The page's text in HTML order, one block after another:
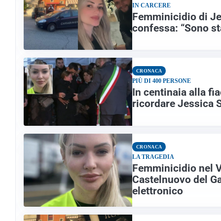
IN CARCERE
Femminicidio di
confessa: “Sono
CRONACA
PIÙ DI 400 PERSONE
In centinaia alla
ricordare Jessica
CRONACA
LA TRAGEDIA
Femminicidio nel
Castelnuovo del
elettronico